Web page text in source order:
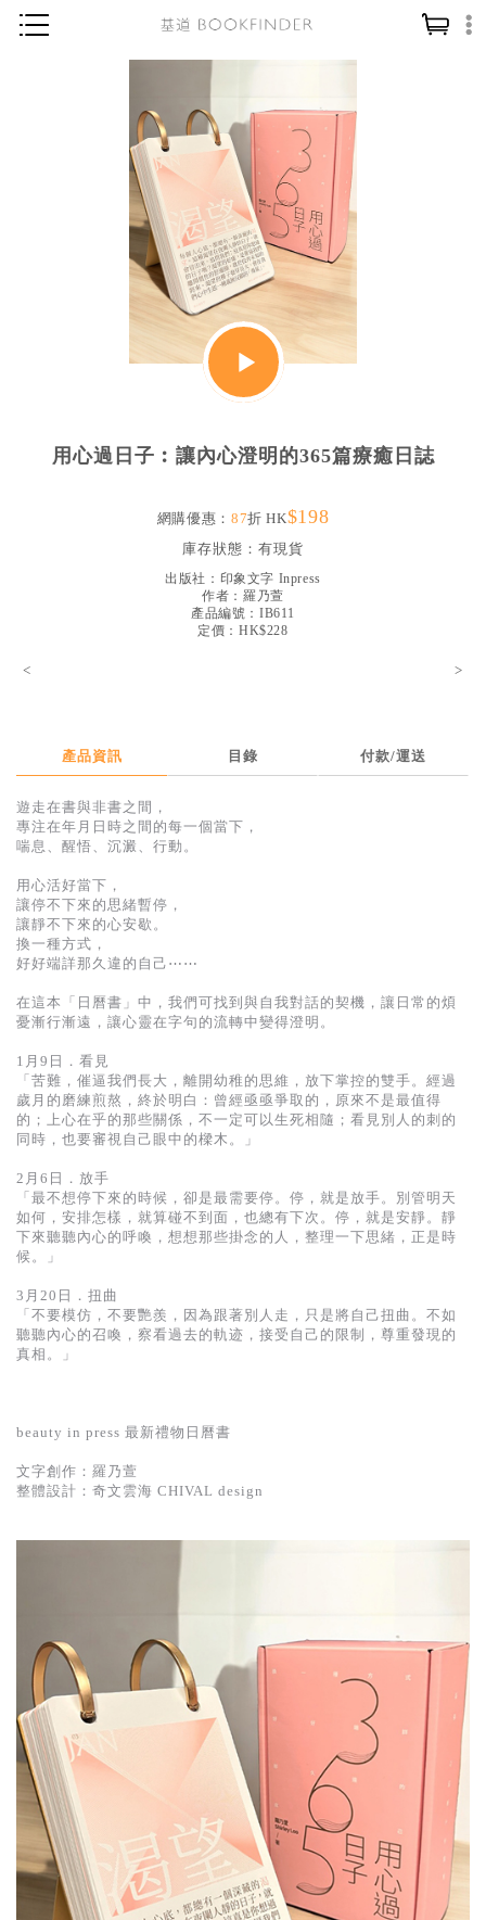
讀經／研經
聖經
信仰入門
教會歷史
靈修／禱告
哲學／宗教比較
見證／傳記
得獎作品推介
暢銷榜
中文二手書
英文二手書
精選英文書
電子書
基道 Top 50
用心過日子︰讓內心澄明的365篇療癒日誌
網購優惠： 87折 HK$198
庫存狀態： 有現貨
出版社： 印象文字 Inpress
作者： 羅乃萱
產品編號：IB611
定價：HK$228
< >
產品資訊 目錄 付款/運送
遊走在書與非書之間，
專注在年月日時之間的每一個當下，
喘息、醒悟、沉澱、行動。
用心活好當下，
讓停不下來的思緒暫停，
讓靜不下來的心安歇。
換一種方式，
好好端詳那久違的自己⋯⋯
在這本「日曆書」中，我們可找到與自我對話的契機，讓日常的煩
憂漸行漸遠，讓心靈在字句的流轉中變得澄明。
1月9日．看見
「苦難，催逼我們長大，離開幼稚的思維，放下掌控的雙手。經過
歲月的磨練煎熬，終於明白：曾經亟亟爭取的，原來不是最值得
的；上心在乎的那些關係，不一定可以生死相隨；看見別人的刺的
同時，也要審視自己眼中的樑木。」
2月6日．放手
「最不想停下來的時候，卻是最需要停。停，就是放手。別管明天
如何，安排怎樣，就算碰不到面，也總有下次。停，就是安靜。靜
下來聽聽內心的呼喚，想想那些掛念的人，整理一下思緒，正是時
候。」
3月20日．扭曲
「不要模仿，不要艷羨，因為跟著別人走，只是將自己扭曲。不如
聽聽內心的召喚，察看過去的軌迹，接受自己的限制，尊重發現的
真相。」
beauty in press 最新禮物日曆書
文字創作：羅乃萱
整體設計：奇文雲海 CHIVAL design